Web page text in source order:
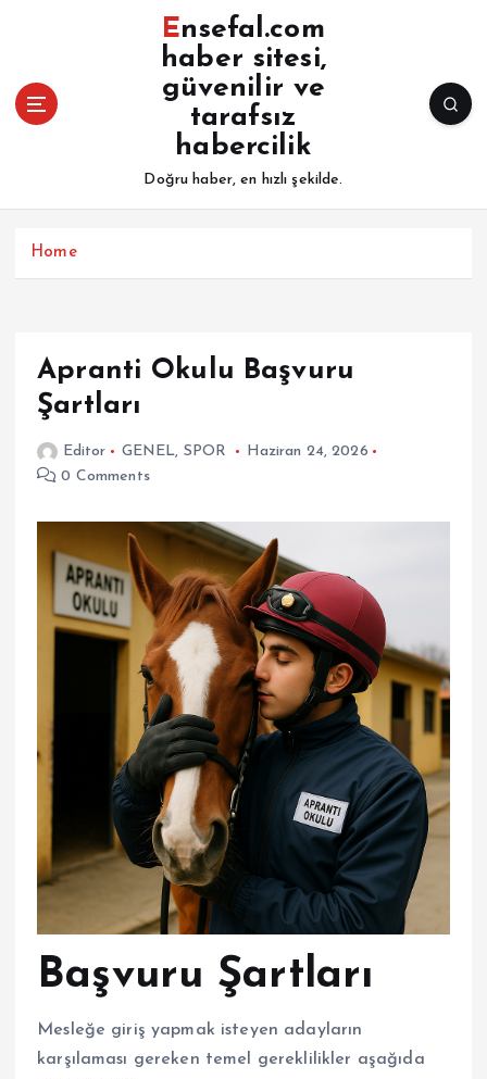
t
Ensefal.com
haber sitesi,
güvenilir ve
tarafsız
habercilik
Doğru haber, en hızlı şekilde.
Home
Apranti Okulu Başvuru
Şartları
Editor GENEL, SPOR
Haziran 24, 2026
0 Comments
Başvuru Şartları
Mesleğe giriş yapmak isteyen adayların
karşılaması gereken temel gereklilikler aşağıda